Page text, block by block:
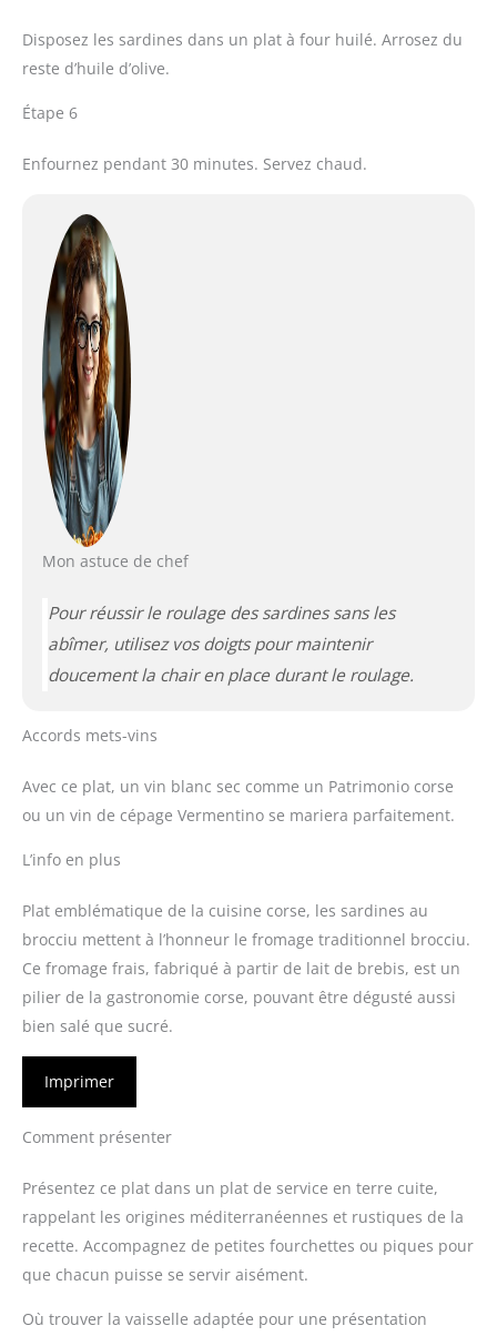
Disposez les sardines dans un plat à four huilé. Arrosez du
reste d’huile d’olive.
Étape 6
Enfournez pendant 30 minutes. Servez chaud.
Mon astuce de chef
Pour réussir le roulage des sardines sans les
abîmer, utilisez vos doigts pour maintenir
doucement la chair en place durant le roulage.
Accords mets-vins
Avec ce plat, un vin blanc sec comme un Patrimonio corse
ou un vin de cépage Vermentino se mariera parfaitement.
L’info en plus
Plat emblématique de la cuisine corse, les sardines au
brocciu mettent à l’honneur le fromage traditionnel brocciu.
Ce fromage frais, fabriqué à partir de lait de brebis, est un
pilier de la gastronomie corse, pouvant être dégusté aussi
bien salé que sucré.
Imprimer
Comment présenter
Présentez ce plat dans un plat de service en terre cuite,
rappelant les origines méditerranéennes et rustiques de la
recette. Accompagnez de petites fourchettes ou piques pour
que chacun puisse se servir aisément.
Où trouver la vaisselle adaptée pour une présentation